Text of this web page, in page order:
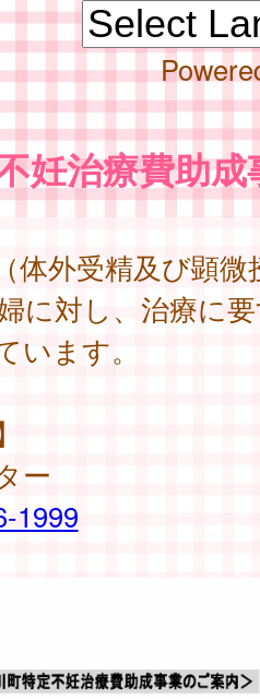
妊治療費助成
体外受精及び顕微
に対し、治療に
います。
ー
1999